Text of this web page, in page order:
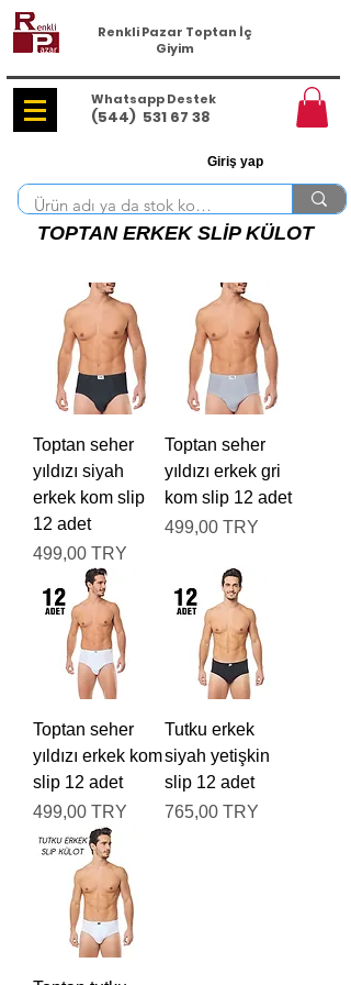
Renkli Pazar Toptan İç
Giyim
Whatsapp Destek
(544) 531 67 38
Giriş yap
TOPTAN ERKEK SLİP KÜLOT
Toptan seher
yıldızı siyah
erkek kom slip
12 adet
Prix
499,00 TRY
Toptan seher
yıldızı erkek gri
kom slip 12 adet
Prix
499,00 TRY
Toptan seher
yıldızı erkek kom
slip 12 adet
Prix
499,00 TRY
Tutku erkek
siyah yetişkin
slip 12 adet
Prix
765,00 TRY